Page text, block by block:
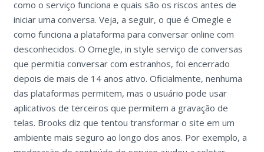
como o serviço funciona e quais são os riscos antes de
iniciar uma conversa. Veja, a seguir, o que é Omegle e
como funciona a plataforma para conversar online com
desconhecidos. O Omegle, in style serviço de conversas
que permitia conversar com estranhos, foi encerrado
depois de mais de 14 anos ativo. Oficialmente, nenhuma
das plataformas permitem, mas o usuário pode usar
aplicativos de terceiros que permitem a gravação de
telas. Brooks diz que tentou transformar o site em um
ambiente mais seguro ao longo dos anos. Por exemplo, a